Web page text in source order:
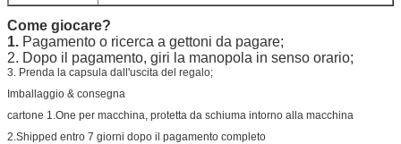
Come giocare?
1. Pagamento o ricerca a gettoni da pagare;
2. Dopo il pagamento, giri la manopola in senso orario;
3. Prenda la capsula dall'uscita del regalo;
Imballaggio & consegna
cartone 1.One per macchina, protetta da schiuma intorno alla macchina
2.Shipped entro 7 giorni dopo il pagamento completo